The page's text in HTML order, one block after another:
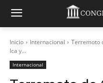
Inicio Internacional
Terremoto
Ica y...
Internacional